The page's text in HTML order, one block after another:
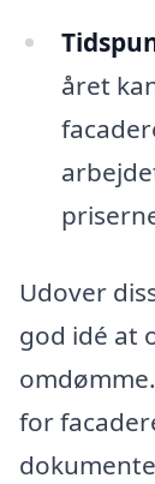
året
Udover
god idé at
for